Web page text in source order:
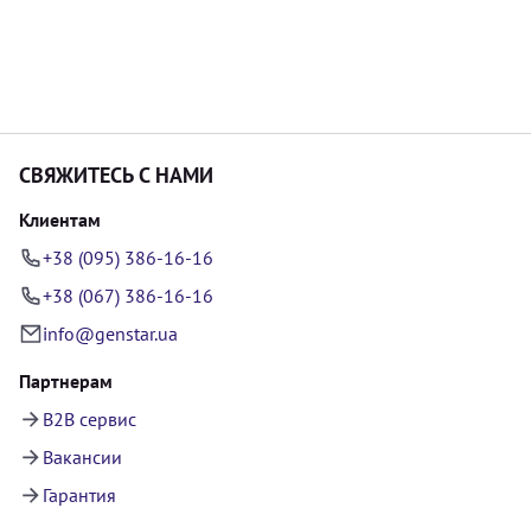
СВЯЖИТЕСЬ С НАМИ
Клиентам
+38 (095) 386-16-16
+38 (067) 386-16-16
info@genstar.ua
Партнерам
B2B сервис
Вакансии
Гарантия